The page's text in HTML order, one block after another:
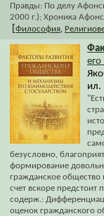
Правды: По делу
2000 г.); Хроника
Философия,
его
ил.
безусловно,
формирование
гражданское
счет вскоре
содерж.:
оценок гражданского